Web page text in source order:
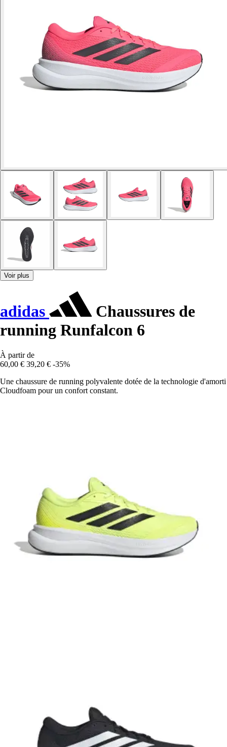
Voir plus
adidas
Chaussures de
running Runfalcon 6
À partir de
60,00 € 39,20 € -35%
Une chaussure de running polyvalente dotée de la technologie d'amorti
Cloudfoam pour un confort constant.